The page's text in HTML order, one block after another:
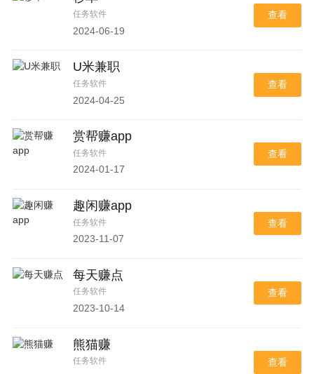
任务软件
2024-06-19
查看
U米兼职
任务软件
2024-04-25
查看
赏帮赚app
任务软件
2024-01-17
查看
趣闲赚app
任务软件
2023-11-07
查看
每天赚点
任务软件
2023-10-14
查看
熊猫赚
任务软件 查看